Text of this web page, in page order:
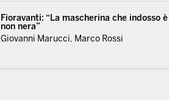
Fioravanti: “La mascherina che indosso
non nera”
Giovanni Marucci, Marco Rossi